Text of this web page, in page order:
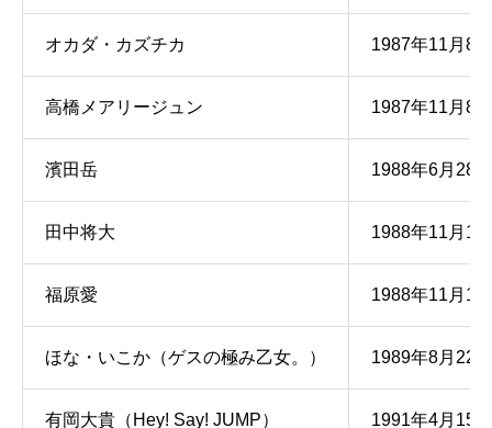
オカダ・カズチカ 1987年11月8日
高橋メアリージュン 1987年11月8日
濱田岳 1988年6月28日
田中将大 1988年11月1日
福原愛 1988年11月1日
ほな・いこか（ゲスの極み乙女。） 1989年8月22日
有岡大貴（Hey! Say! JUMP） 1991年4月15日